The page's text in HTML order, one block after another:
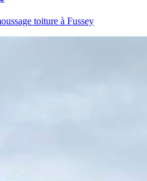
toiture à Fussey